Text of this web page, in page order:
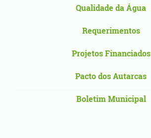
Qualidade da Água
Requerimentos
Projetos Financiados
Pacto dos Autarcas
Boletim Municipal